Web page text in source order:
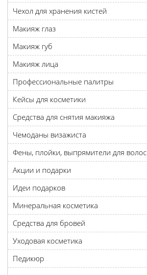
Чехол для хранения кистей
Макияж глаз
Макияж губ
Макияж лица
Профессиональные палитры
Кейсы для косметики
Средства для снятия макияжа
Чемоданы визажиста
Фены, плойки, выпрямители для волос
Акции и подарки
Идеи подарков
Минеральная косметика
Средства для бровей
Уходовая косметика
Педикюр